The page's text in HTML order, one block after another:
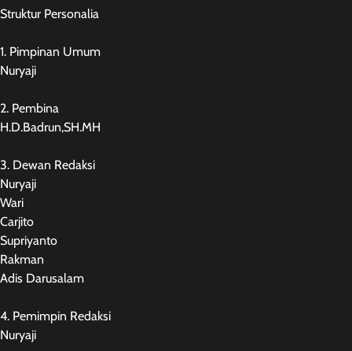
Struktur Personalia
1. Pimpinan Umum
Nuryaji
2. Pembina
H.D.Badrun,SH.MH
3. Dewan Redaksi
Nuryaji
Wari
Carjito
Supriyanto
Rakman
Adis Darusalam
4. Pemimpin Redaksi
Nuryaji